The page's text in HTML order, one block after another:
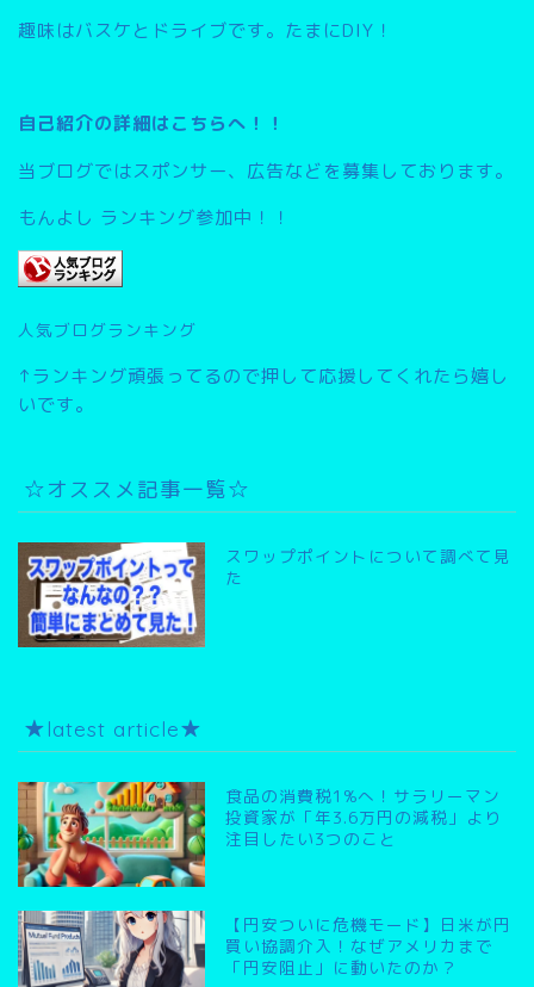
趣味はバスケとドライブです。たまにDIY！
自己紹介の詳細はこちらへ！！
当ブログではスポンサー、広告などを募集しております。
もんよし ランキング参加中！！
人気ブログランキング
↑ランキング頑張ってるので押して応援してくれたら嬉し
いです。
☆オススメ記事一覧☆
スワップポイントについて調べて見
た
★latest article★
食品の消費税1%へ！サラリーマン
投資家が「年3.6万円の減税」より
注目したい3つのこと
【円安ついに危機モード】日米が円
買い協調介入！なぜアメリカまで
「円安阻止」に動いたのか？